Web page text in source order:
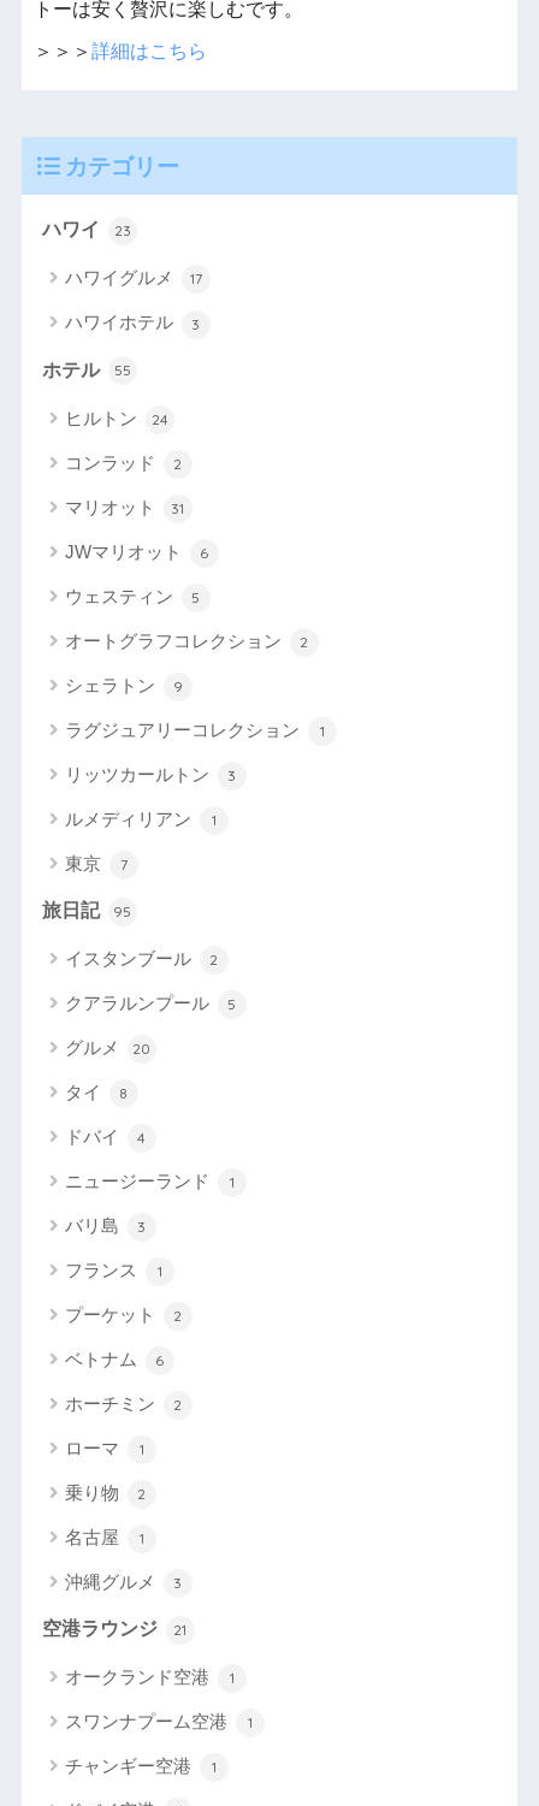
トーは安く贅沢に楽しむです。
＞＞＞ 詳細はこちら
カテゴリー
ハワイ 23
ハワイグルメ 17
ハワイホテル 3
ホテル 55
ヒルトン 24
コンラッド 2
マリオット 31
JWマリオット 6
ウェスティン 5
オートグラフコレクション 2
シェラトン 9
ラグジュアリーコレクション 1
リッツカールトン 3
ルメディリアン 1
東京 7
旅日記 95
イスタンブール 2
クアラルンプール 5
グルメ 20
タイ 8
ドバイ 4
ニュージーランド 1
バリ島 3
フランス 1
プーケット 2
ベトナム 6
ホーチミン 2
ローマ 1
乗り物 2
名古屋 1
沖縄グルメ 3
空港ラウンジ 21
オークランド空港 1
スワンナプーム空港 1
チャンギー空港 1